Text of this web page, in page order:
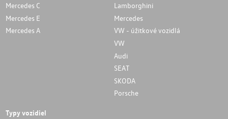
Mercedes C
Mercedes E
Mercedes A
Lamborghini
Mercedes
VW - úžitkové vozidlá
VW
Audi
SEAT
SKODA
Porsche
Typy vozidiel